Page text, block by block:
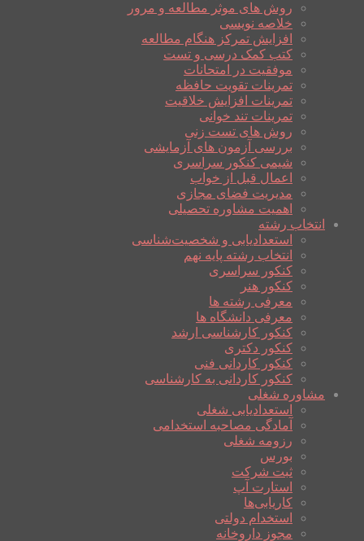
روش های موثر مطالعه و مرور
خلاصه نویسی
افزایش تمرکز هنگام مطالعه
کتب کمک درسی و تست
موفقیت در امتحانات
تمرینات تقویت حافظه
تمرینات افزایش خلاقیت
تمرینات تند خوانی
روش های تست زنی
بررسی آزمون های آزمایشی
شیمی کنکور سراسری
اعمال قبل از خواب
مدیریت فضای مجازی
اهمیت مشاوره تحصیلی
انتخاب رشته
استعدادیابی و شخصیت‌شناسی
انتخاب رشته پایه نهم
کنکور سراسری
کنکور هنر
معرفی رشته ها
معرفی دانشگاه ها
کنکور کارشناسی ارشد
کنکور دکتری
کنکور کاردانی فنی
کنکور کاردانی به کارشناسی
مشاوره شغلی
استعدادیابی شغلی
آمادگی مصاحبه استخدامی
رزومه شغلی
بورس
ثبت شرکت
استارت آپ
کاریابی‌ها
استخدام دولتی
مجوز داروخانه